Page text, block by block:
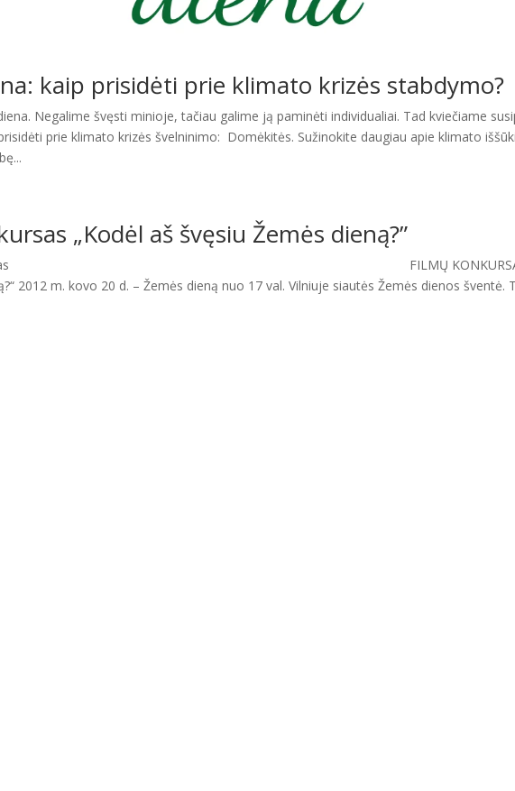
kaip prisidėti prie klimato krizės stabdymo?
Negalime švęsti minioje, tačiau galime ją paminėti individualiai. Tad kviečiame
prie klimato krizės švelninimo: Domėkitės. Sužinokite daugiau apie klimato
„Kodėl aš švęsiu Žemės dieną?”
skirtas FILMŲ KONKURSAS
2012 m. kovo 20 d. – Žemės dieną nuo 17 val. Vilniuje siautės Žemės dienos šventė.